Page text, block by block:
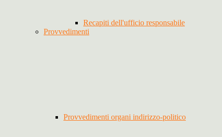
Recapiti dell'ufficio responsabile
Provvedimenti
Provvedimenti organi indirizzo-politico